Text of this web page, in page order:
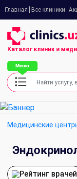
Главная Все клиники
Каталог клиник и
Медицинские
Рейтинг врачей